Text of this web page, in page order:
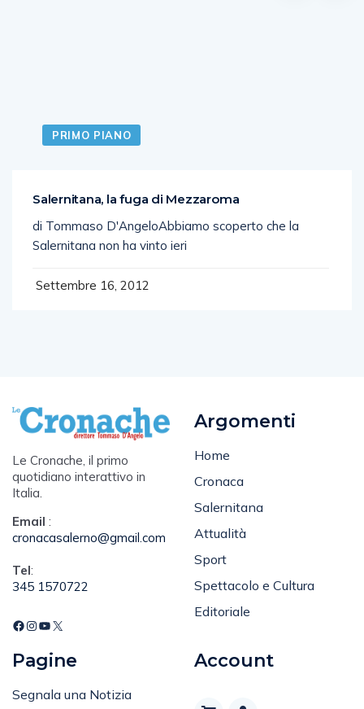
PRIMO PIANO
Salernitana, la fuga di Mezzaroma
di Tommaso D'AngeloAbbiamo scoperto che la
Salernitana non ha vinto ieri
Settembre 16, 2012
Le Cronache, il primo
quotidiano interattivo in
Italia.
Email :
cronacasalerno@gmail.com
Tel:
345 1570722
Argomenti
Home
Cronaca
Salernitana
Attualità
Sport
Spettacolo e Cultura
Editoriale
Pagine
Segnala una Notizia
Account